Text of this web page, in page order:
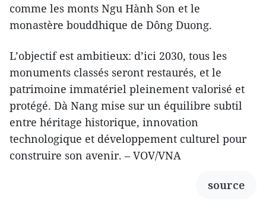
comme les monts Ngu Hành Son et le
monastère bouddhique de Dông Duong.
L’objectif est ambitieux: d’ici 2030, tous les
monuments classés seront restaurés, et le
patrimoine immatériel pleinement valorisé et
protégé. Dà Nang mise sur un équilibre subtil
entre héritage historique, innovation
technologique et développement culturel pour
construire son avenir. – VOV/VNA
source